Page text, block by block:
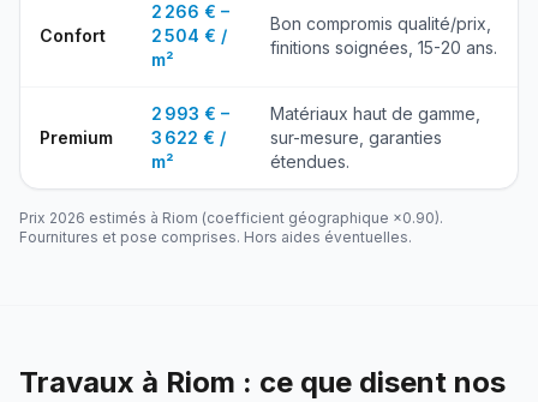
Confort
2 266 € –
2 504 € /
m²
Bon compromis qualité/prix,
finitions soignées, 15-20 ans.
Premium
2 993 € –
3 622 € /
m²
Matériaux haut de gamme,
sur-mesure, garanties
étendues.
Prix 2026 estimés à Riom (coefficient géographique ×0.90).
Fournitures et pose comprises. Hors aides éventuelles.
Travaux à Riom : ce que disent nos